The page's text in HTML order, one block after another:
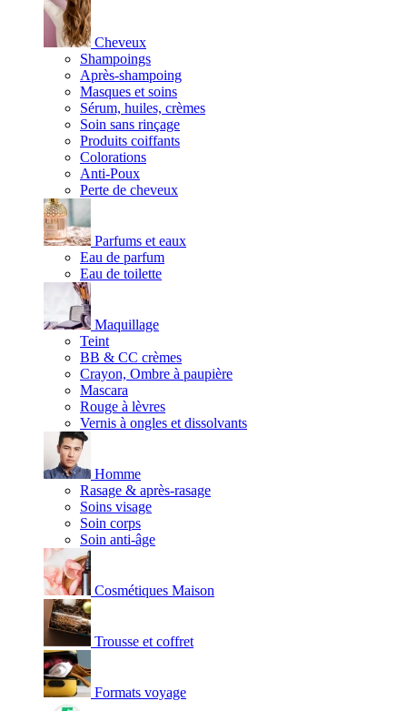
Cheveux
Shampoings
Après-shampoing
Masques et soins
Sérum, huiles, crèmes
Soin sans rinçage
Produits coiffants
Colorations
Anti-Poux
Perte de cheveux
Parfums et eaux
Eau de parfum
Eau de toilette
Maquillage
Teint
BB & CC crèmes
Crayon, Ombre à paupière
Mascara
Rouge à lèvres
Vernis à ongles et dissolvants
Homme
Rasage & après-rasage
Soins visage
Soin corps
Soin anti-âge
Cosmétiques Maison
Trousse et coffret
Formats voyage